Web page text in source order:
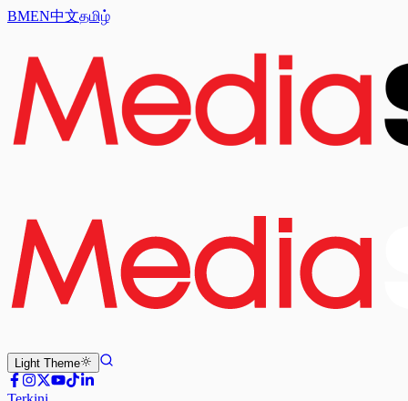
BMEN中文தமிழ்
Light Theme